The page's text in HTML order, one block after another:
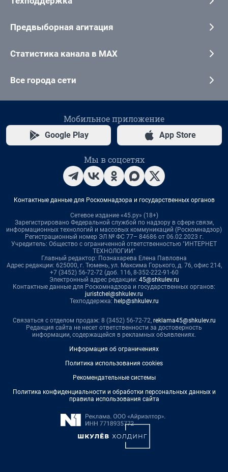
Предвыборная агитация
Статистика канала в MAX
Все города сети
Мобильное приложение
Google Play App Store
Мы в соцсетях
Контактные данные для Роскомнадзора и государственных органов
Сетевое издание «45.ру» (18+)
Зарегистрировано Федеральной службой по надзору в сфере связи,
информационных технологий и массовых коммуникаций (Роскомнадзор)
Регистрационный номер ЭЛ № ФС 77– 84686 от 06.02.2023 г.
Учредитель: Общество с ограниченной ответственностью "ИНТЕРНЕТ
ТЕХНОЛОГИИ"
Главный редактор: Познахарева Елена Павловна
Адрес редакции: 625000, г. Тюмень, ул. Максима Горького, д. 76, офис 214,
+7 (3452) 56-72-72 (доб. 116, 8-352-222-91-60
Электронный адрес редакции: 45@shkulev.ru
Контактные данные для Роскомнадзора и государственных органов:
juristchel@shkulev.ru
Техподдержка: help@shkulev.ru
Связаться с отделом продаж: 8 (3452) 56-72-72, reklama45@shkulev.ru
Редакция сайта не несет ответственности за достоверность
информации, содержащейся в рекламных объявлениях.
Информация об ограничениях
Политика использования cookies
Рекомендательные системы
Политика конфиденциальности и обработки персональных данных и
правила использования сайта